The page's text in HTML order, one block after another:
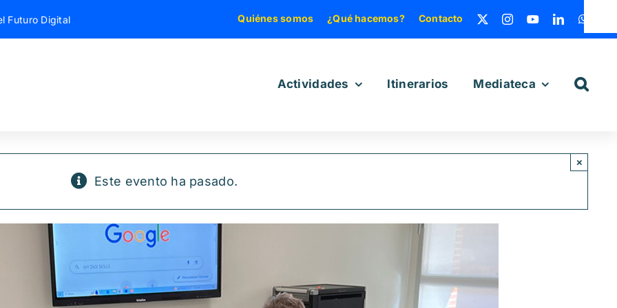
Futuro Digital Quiénes somos ¿Qué hacemos? Contacto
Actividades Itinerarios Mediateca
Este evento ha pasado.
×